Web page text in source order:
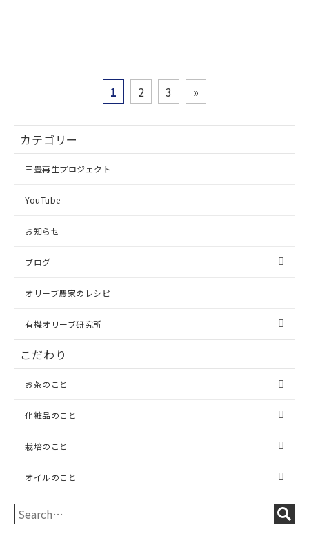
1 2 3 »
カテゴリー
三豊再生プロジェクト
YouTube
お知らせ
ブログ
オリーブ農家のレシピ
有機オリーブ研究所
こだわり
お茶のこと
化粧品のこと
栽培のこと
オイルのこと